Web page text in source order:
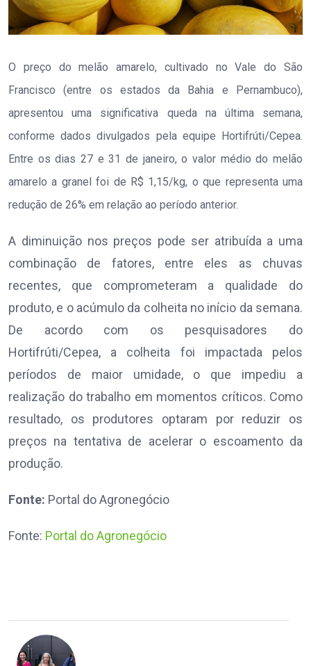
O preço do melão amarelo, cultivado no Vale do São
Francisco (entre os estados da Bahia e Pernambuco),
apresentou uma significativa queda na última semana,
conforme dados divulgados pela equipe Hortifrúti/Cepea.
Entre os dias 27 e 31 de janeiro, o valor médio do melão
amarelo a granel foi de R$ 1,15/kg, o que representa uma
redução de 26% em relação ao período anterior.
A diminuição nos preços pode ser atribuída a uma
combinação de fatores, entre eles as chuvas
recentes, que comprometeram a qualidade do
produto, e o acúmulo da colheita no início da semana.
De acordo com os pesquisadores do
Hortifrúti/Cepea, a colheita foi impactada pelos
períodos de maior umidade, o que impediu a
realização do trabalho em momentos críticos. Como
resultado, os produtores optaram por reduzir os
preços na tentativa de acelerar o escoamento da
produção.
Fonte: Portal do Agronegócio
Fonte: Portal do Agronegócio